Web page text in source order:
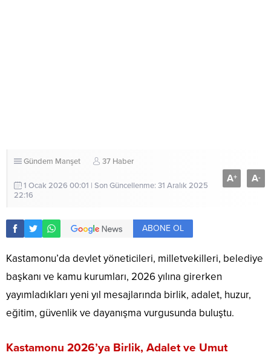
Gündem Manşet 37 Haber
1 Ocak 2026 00:01 | Son Güncellenme: 31 Aralık 2025
22:16
A+ A-
ABONE OL
Kastamonu’da devlet yöneticileri, milletvekilleri, belediye
başkanı ve kamu kurumları, 2026 yılına girerken
yayımladıkları yeni yıl mesajlarında birlik, adalet, huzur,
eğitim, güvenlik ve dayanışma vurgusunda buluştu.
Kastamonu 2026’ya Birlik, Adalet ve Umut